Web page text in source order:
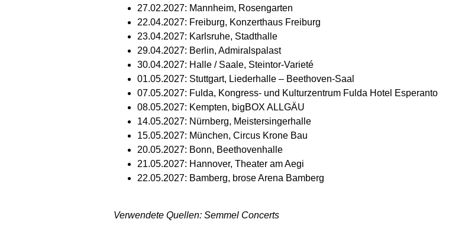
27.02.2027: Mannheim, Rosengarten
22.04.2027: Freiburg, Konzerthaus Freiburg
23.04.2027: Karlsruhe, Stadthalle
29.04.2027: Berlin, Admiralspalast
30.04.2027: Halle / Saale, Steintor-Varieté
01.05.2027: Stuttgart, Liederhalle – Beethoven-Saal
07.05.2027: Fulda, Kongress- und Kulturzentrum Fulda Hotel Esperanto
08.05.2027: Kempten, bigBOX ALLGÄU
14.05.2027: Nürnberg, Meistersingerhalle
15.05.2027: München, Circus Krone Bau
20.05.2027: Bonn, Beethovenhalle
21.05.2027: Hannover, Theater am Aegi
22.05.2027: Bamberg, brose Arena Bamberg
Verwendete Quellen: Semmel Concerts